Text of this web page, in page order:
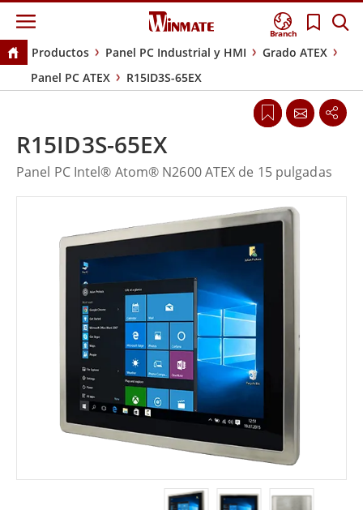
Branch
Productos Panel PC Industrial y HMI
Grado ATEX
Panel PC ATEX
R15ID3S-65EX
R15ID3S-65EX
Panel PC Intel® Atom® N2600 ATEX de 15 pulgadas